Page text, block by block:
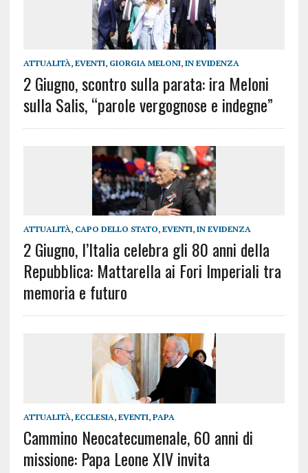
ATTUALITÀ, EVENTI, GIORGIA MELONI, IN EVIDENZA
2 Giugno, scontro sulla parata: ira Meloni
sulla Salis, “parole vergognose e indegne”
ATTUALITÀ, CAPO DELLO STATO, EVENTI, IN EVIDENZA
2 Giugno, l’Italia celebra gli 80 anni della
Repubblica: Mattarella ai Fori Imperiali tra
memoria e futuro
ATTUALITÀ, ECCLESIA, EVENTI, PAPA
Cammino Neocatecumenale, 60 anni di
missione: Papa Leone XIV invita